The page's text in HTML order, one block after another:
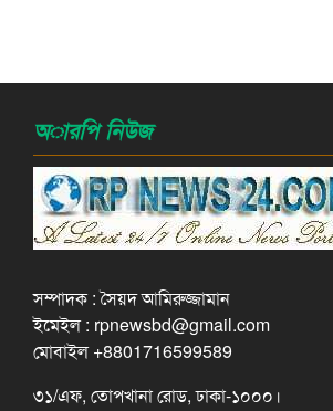
অারপি নিউজ
সম্পাদক : সৈয়দ আমিরুজ্জামান
ইমেইল : rpnewsbd@gmail.com
মোবাইল +8801716599589
৩১/এফ, তোপখানা রোড, ঢাকা-১০০০।